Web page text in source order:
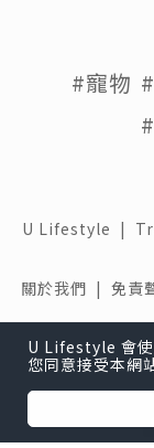
#寵物
U Lifestyle |
關於我們 | 免責
U Lifestyle 會
您同意接受本網